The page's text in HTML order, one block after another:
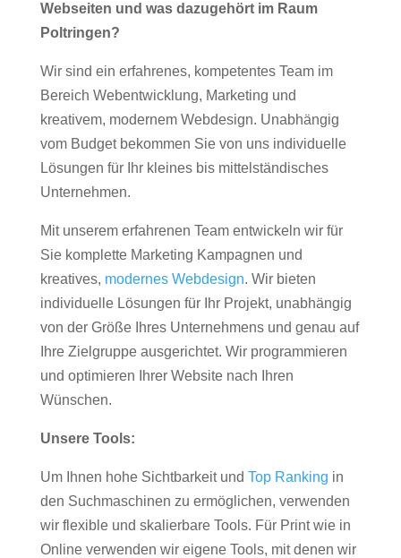
Webseiten und was dazugehört im Raum
Poltringen?
Wir sind ein erfahrenes, kompetentes Team im
Bereich Webentwicklung, Marketing und
kreativem, modernem Webdesign. Unabhängig
vom Budget bekommen Sie von uns individuelle
Lösungen für Ihr kleines bis mittelständisches
Unternehmen.
Mit unserem erfahrenen Team entwickeln wir für
Sie komplette Marketing Kampagnen und
kreatives, modernes Webdesign. Wir bieten
individuelle Lösungen für Ihr Projekt, unabhängig
von der Größe Ihres Unternehmens und genau auf
Ihre Zielgruppe ausgerichtet. Wir programmieren
und optimieren Ihrer Website nach Ihren
Wünschen.
Unsere Tools:
Um Ihnen hohe Sichtbarkeit und Top Ranking in
den Suchmaschinen zu ermöglichen, verwenden
wir flexible und skalierbare Tools. Für Print wie in
Online verwenden wir eigene Tools, mit denen wir